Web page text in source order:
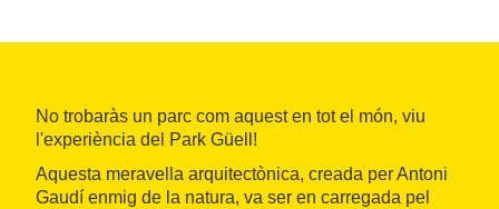
No trobaràs un parc com aquest en tot el món, viu
l'experiència del Park Güell!
Aquesta meravella arquitectònica, creada per Antoni
Gaudí enmig de la natura, va ser en carregada pel